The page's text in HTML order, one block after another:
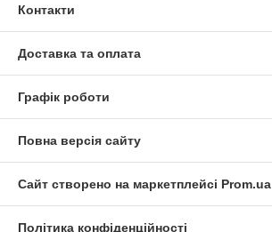
Контакти
Доставка та оплата
Графік роботи
Повна версія сайту
Сайт створено на маркетплейсі Prom.ua
Політика конфіденційності